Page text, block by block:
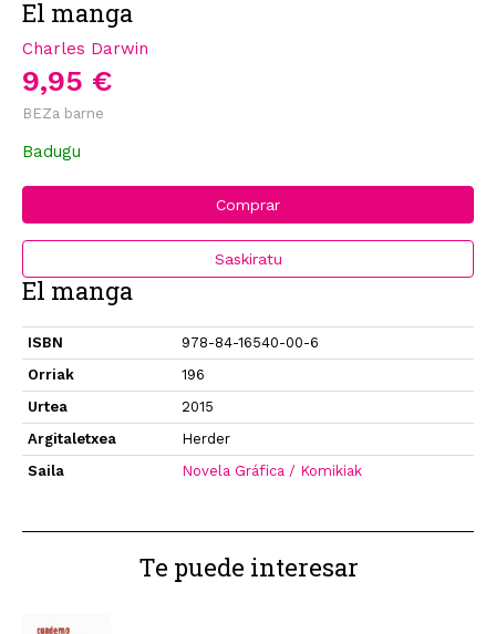
El manga
Charles Darwin
9,95 €
BEZa barne
Badugu
Comprar
Saskiratu
El manga
ISBN
978-84-16540-00-6
Orriak
196
Urtea
2015
Argitaletxea
Herder
Saila
Novela Gráfica / Komikiak
Te puede interesar